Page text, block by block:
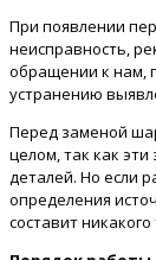
При появлении
неисправность,
обращении к нам,
устранению
Перед заменой
целом, так как
деталей. Но если
определения
составит